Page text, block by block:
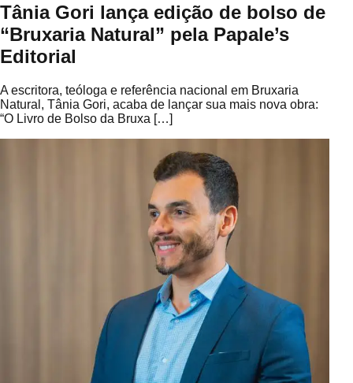
Tânia Gori lança edição de bolso de
“Bruxaria Natural” pela Papale’s
Editorial
A escritora, teóloga e referência nacional em Bruxaria
Natural, Tânia Gori, acaba de lançar sua mais nova obra:
“O Livro de Bolso da Bruxa […]